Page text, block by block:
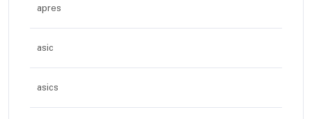
apres
asic
asics